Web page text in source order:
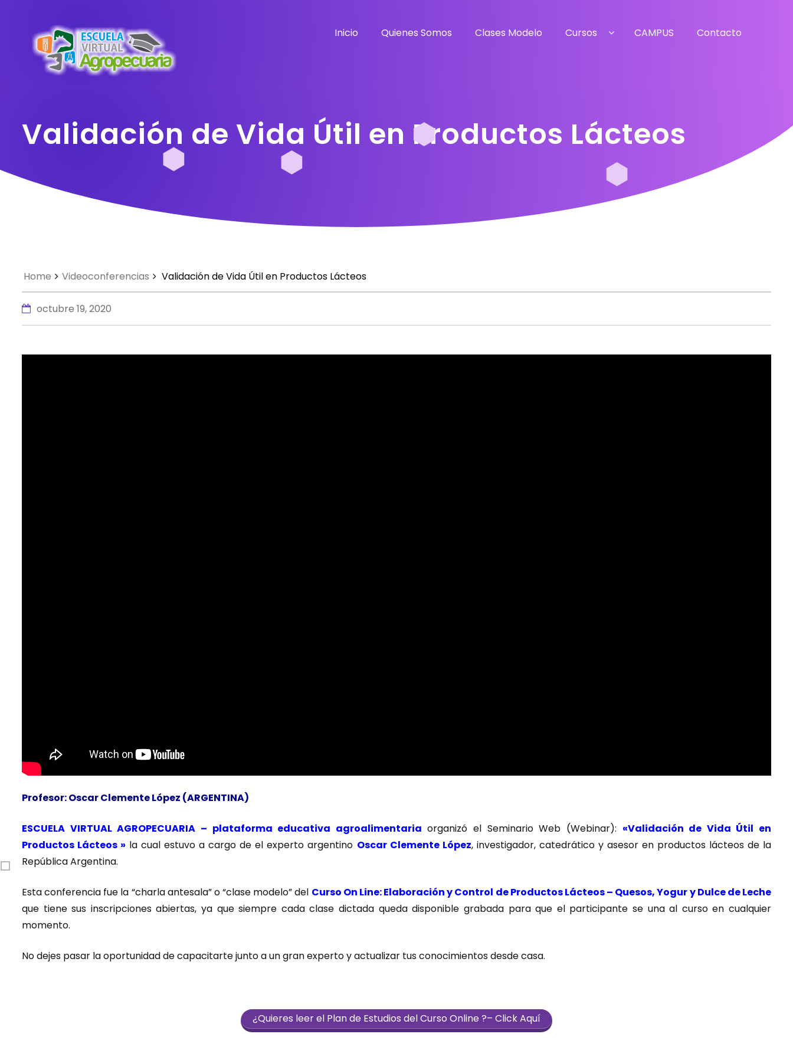
Inicio Quienes Somos Clases Modelo Cursos CAMPUS Contacto
Validación de Vida Útil en Productos Lácteos
Home Videoconferencias Validación de Vida Útil en Productos Lácteos
octubre 19, 2020
Profesor: Oscar Clemente López (ARGENTINA)
ESCUELA VIRTUAL AGROPECUARIA – plataforma educativa agroalimentaria organizó el Seminario Web (Webinar): «Validación de Vida Útil en
Productos Lácteos » la cual estuvo a cargo de el experto argentino Oscar Clemente López, investigador, catedrático y asesor en productos lácteos de la
República Argentina.
Esta conferencia fue la “charla antesala” o “clase modelo” del Curso On Line: Elaboración y Control de Productos Lácteos – Quesos, Yogur y Dulce de Leche
que tiene sus inscripciones abiertas, ya que siempre cada clase dictada queda disponible grabada para que el participante se una al curso en cualquier
momento.
No dejes pasar la oportunidad de capacitarte junto a un gran experto y actualizar tus conocimientos desde casa.
¿Quieres leer el Plan de Estudios del Curso Online ?– Click Aquí